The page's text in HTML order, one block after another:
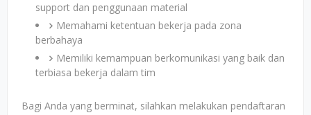
support dan penggunaan material
Memahami ketentuan bekerja pada zona
berbahaya
Memiliki kemampuan berkomunikasi yang baik dan
terbiasa bekerja dalam tim
Bagi Anda yang berminat, silahkan melakukan pendaftaran